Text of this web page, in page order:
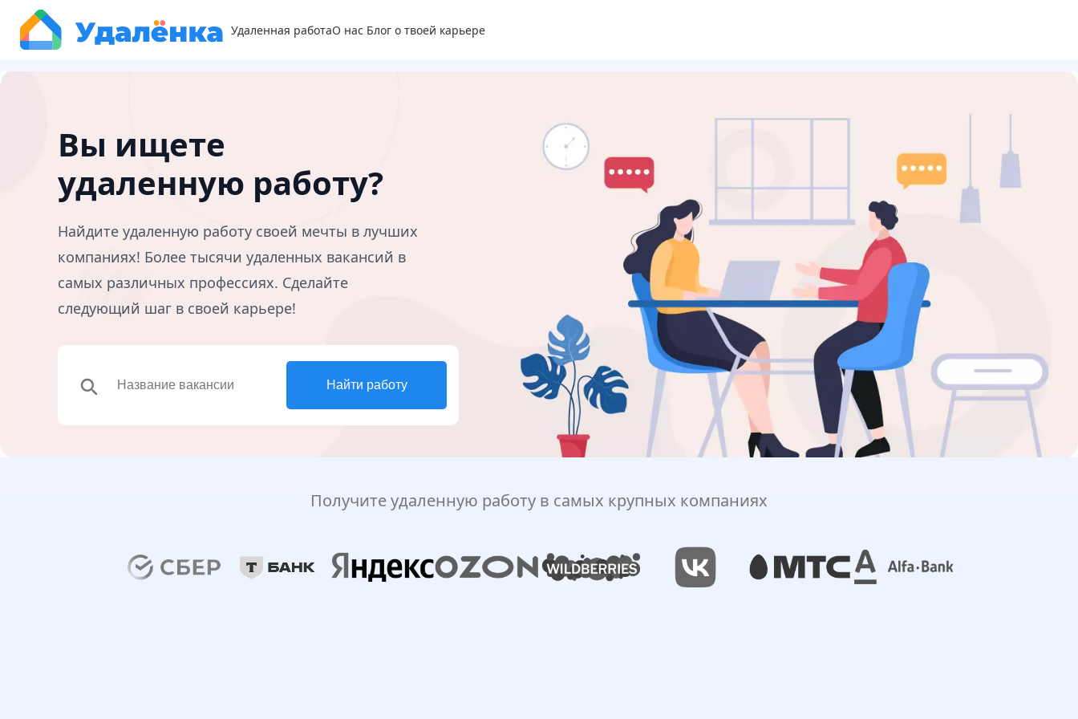
Удаленная работаО нас Блог о твоей карьере
Вы ищете
удаленную работу?
Найдите удаленную работу своей мечты в лучших
компаниях! Более тысячи удаленных вакансий в
самых различных профессиях. Сделайте
следующий шаг в своей карьере!
search Найти работу
Получите удаленную работу в самых крупных компаниях